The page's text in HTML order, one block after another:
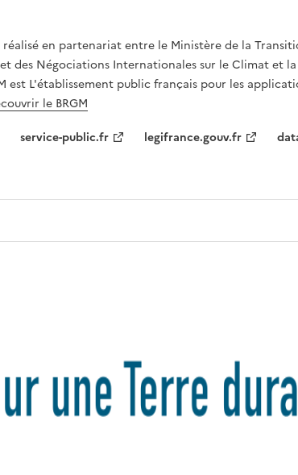
réalisé en partenariat entre le Ministère de la
des Négociations Internationales sur le Climat et
est L'établissement public français pour les
le BRGM
service-public.fr legifrance.gouv.fr